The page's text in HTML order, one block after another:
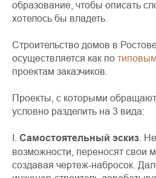
образование, чтобы описать
хотелось бы владеть.
Строительство домов в
осуществляется как по
проектам заказчиков.
Проекты, с которыми
условно разделить на 3 вида:
I. Самостоятельный эскиз .
возможности, переносят свои
создавая чертеж-набросок.